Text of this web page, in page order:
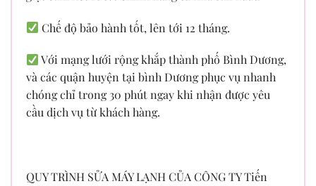
Chế độ bảo hành tốt, lên tới 12 tháng.
Với mạng lưới rộng khắp thành phố Bình Dương,
và các quận huyện tại bình Dương phục vụ nhanh
chóng chỉ trong 30 phút ngay khi nhận được yêu
cầu dịch vụ từ khách hàng.
QUY TRÌNH SỬA MÁY LẠNH CỦA CÔNG TY Tiến